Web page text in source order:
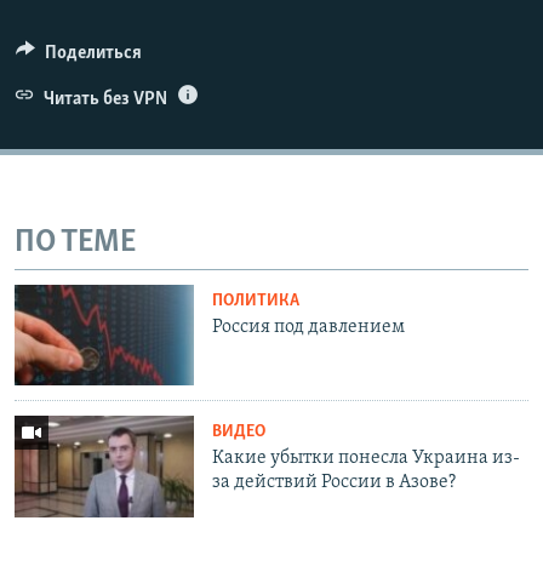
Поделиться
Читать без VPN
ПО ТЕМЕ
ПОЛИТИКА
Россия под давлением
ВИДЕО
Какие убытки понесла Украина из-
за действий России в Азове?